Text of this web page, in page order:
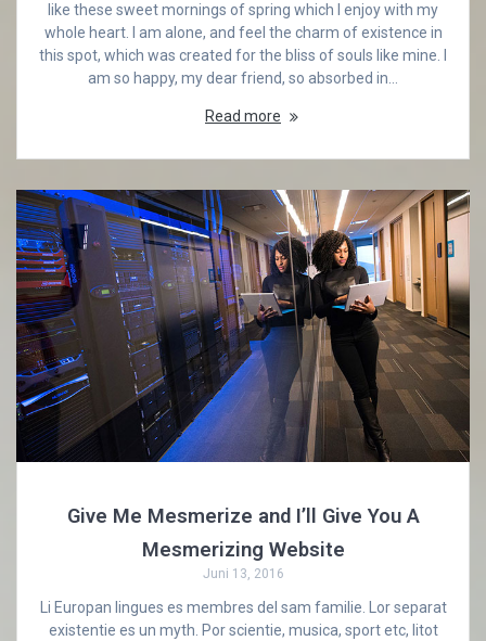
like these sweet mornings of spring which I enjoy with my
whole heart. I am alone, and feel the charm of existence in
this spot, which was created for the bliss of souls like mine. I
am so happy, my dear friend, so absorbed in…
Read more
Give Me Mesmerize and I’ll Give You A
Mesmerizing Website
Juni 13, 2016
Li Europan lingues es membres del sam familie. Lor separat
existentie es un myth. Por scientie, musica, sport etc, litot